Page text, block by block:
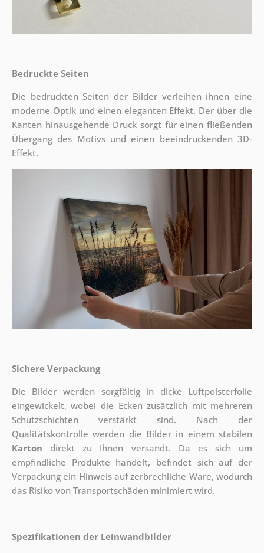
Bedruckte Seiten
Die bedruckten Seiten der Bilder verleihen ihnen eine
moderne Optik und einen eleganten Effekt. Der über die
Kanten hinausgehende Druck sorgt für einen fließenden
Übergang des Motivs und einen beeindruckenden 3D-
Effekt.
Sichere Verpackung
Die Bilder werden sorgfältig in dicke Luftpolsterfolie
eingewickelt, wobei die Ecken zusätzlich mit mehreren
Schutzschichten verstärkt sind. Nach der
Qualitätskontrolle werden die Bilder in einem stabilen
Karton direkt zu Ihnen versandt. Da es sich um
empfindliche Produkte handelt, befindet sich auf der
Verpackung ein Hinweis auf zerbrechliche Ware, wodurch
das Risiko von Transportschäden minimiert wird.
Spezifikationen der Leinwandbilder